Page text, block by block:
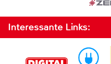
Interessante Links: